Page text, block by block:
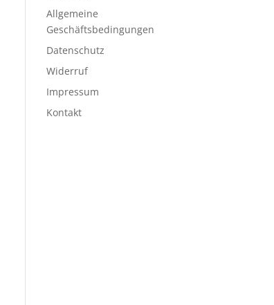
Allgemeine
Geschäftsbedingungen
Datenschutz
Widerruf
Impressum
Kontakt